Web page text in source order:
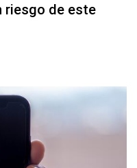
riesgo de este